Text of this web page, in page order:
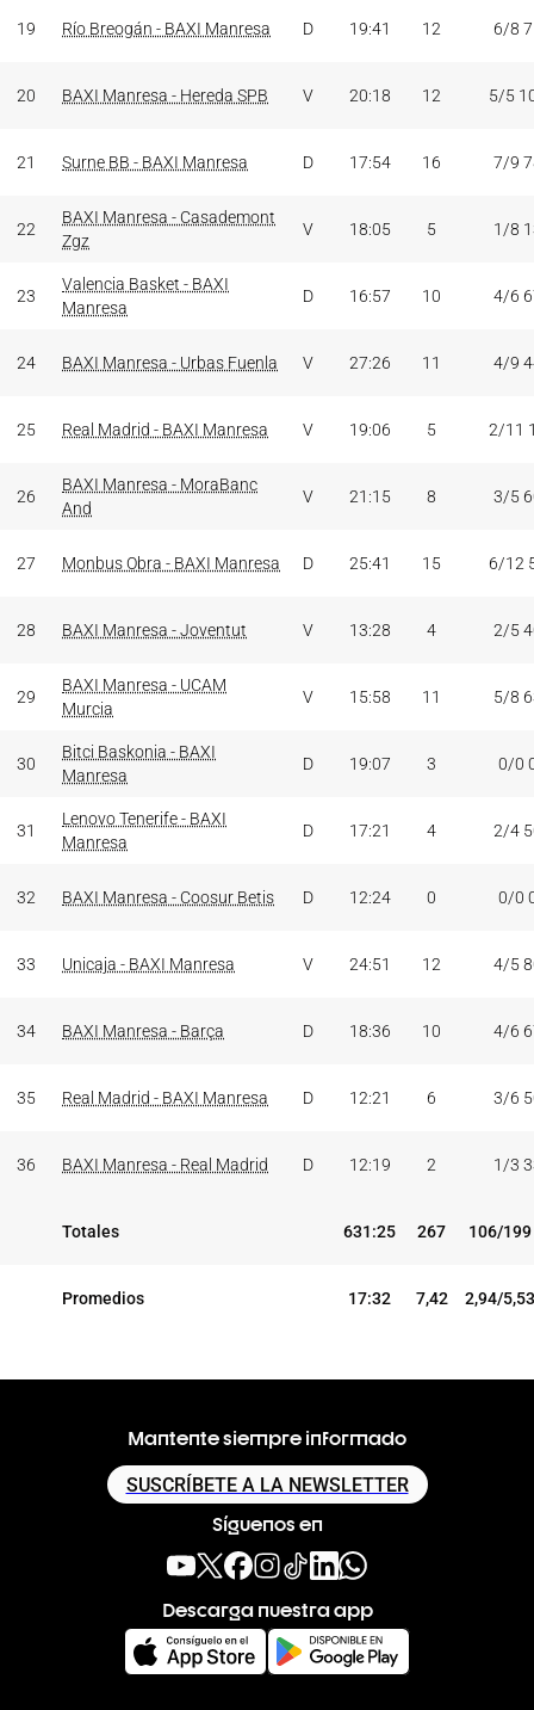
19 Río Breogán - BAXI Manresa D 19:41 12 6/8
20 BAXI Manresa - Hereda SPB V 20:18 12 5/5
21 Surne BB - BAXI Manresa D 17:54 16 7/9
22
BAXI Manresa - Casademont
Zgz
V 18:05 5 1/8
23
Valencia Basket - BAXI
Manresa
D 16:57 10 4/6
24 BAXI Manresa - Urbas Fuenla V 27:26 11 4/9
25 Real Madrid - BAXI Manresa V 19:06 5 2/11
26
BAXI Manresa - MoraBanc
And
V 21:15 8 3/5
27 Monbus Obra - BAXI Manresa D 25:41 15 6/12
28 BAXI Manresa - Joventut V 13:28 4 2/5
29
BAXI Manresa - UCAM
Murcia
V 15:58 11 5/8
30
Bitci Baskonia - BAXI
Manresa
D 19:07 3 0/0
31
Lenovo Tenerife - BAXI
Manresa
D 17:21 4 2/4
32 BAXI Manresa - Coosur Betis D 12:24 0 0/0
33 Unicaja - BAXI Manresa V 24:51 12 4/5
34 BAXI Manresa - Barça D 18:36 10 4/6
35 Real Madrid - BAXI Manresa D 12:21 6 3/6
36 BAXI Manresa - Real Madrid D 12:19 2 1/3
Totales 631:25 267 106/199
Promedios 17:32 7,42 2,94/
Mantente siempre informado
SUSCRÍBETE A LA NEWSLETTER
Síguenos en
Descarga nuestra app